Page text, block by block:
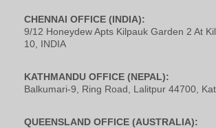
CHENNAI OFFICE (INDIA):
9/12 Honeydew Apts Kilpauk Garden 2 At
10, INDIA
KATHMANDU OFFICE (NEPAL):
Balkumari-9, Ring Road, Lalitpur 44700,
QUEENSLAND OFFICE (AUSTRALIA):